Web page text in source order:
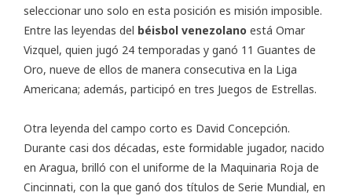
seleccionar uno solo en esta posición es misión imposible.
Entre las leyendas del béisbol venezolano está Omar
Vizquel, quien jugó 24 temporadas y ganó 11 Guantes de
Oro, nueve de ellos de manera consecutiva en la Liga
Americana; además, participó en tres Juegos de Estrellas.
Otra leyenda del campo corto es David Concepción.
Durante casi dos décadas, este formidable jugador, nacido
en Aragua, brilló con el uniforme de la Maquinaria Roja de
Cincinnati, con la que ganó dos títulos de Serie Mundial, en